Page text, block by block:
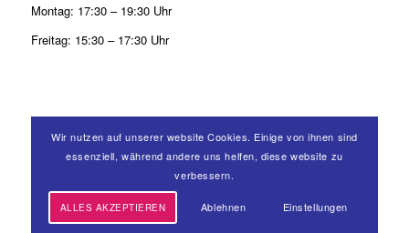
Montag: 17:30 – 19:30 Uhr
Freitag: 15:30 – 17:30 Uhr
Wir nutzen auf unserer website Cookies. Einige von ihnen sind
essenziell, während andere uns helfen, diese website zu
verbessern.
ALLES AKZEPTIEREN Ablehnen Einstellungen